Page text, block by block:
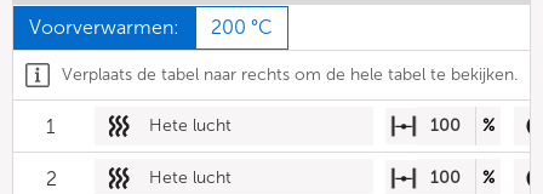
Voorverwarmen: 200 °C
Verplaats de tabel naar rechts om de hele tabel te bekijken.
1 Hete lucht 100 %
2 Hete lucht 100 %